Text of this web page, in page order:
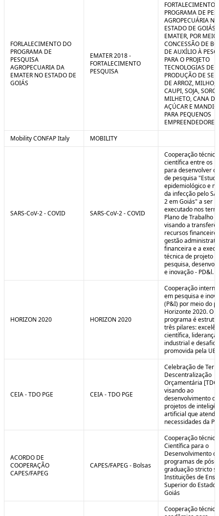
FORLALECIMENTO DO
PROGRAMA DE
PESQUISA
AGROPECUARIA DA
EMATER NO ESTADO DE
GOIÁS
EMATER 2018 -
FORTALECIMENTO
PESQUISA
FORTALECIMENTO
PROGRAMA DE
AGROPECUÁRIA NO
ESTADO DE GOIÁS
EMATER, POR
CONCESSÃO DE
DE AUXÍLIO À
PARA O PROJETO
TECNOLOGIAS DE
PRODUÇÃO DE
DE ARROZ, MILHO,
CAUPI, SOJA,
MILHETO, CANA DE
AÇÚCAR E
PARA PEQUENOS
Mobility CONFAP Italy
MOBILITY
SARS-CoV-2 - COVID SARS-CoV-2 - COVID
Cooperação
científica entre os
para desenvolver o
de pesquisa "Estudo
epidemiológico e
da infecção pelo
2 em Goiás" a ser
executado nos
Plano de Trabalho
visando a
recursos
gestão
financeira e a
técnica de projeto
pesquisa,
e inovação - PD&l.
HORIZON 2020 HORIZON 2020
Cooperação
em pesquisa e
(P&I) por meio do
Horizonte 2020. O
programa é
três pilares:
científica, liderança
industrial e
promovida pela UE.
CEIA - TDO PGE CEIA - TDO PGE
Celebração de
Descentralização
Orçamentária
visando ao
desenvolvimento de
projetos de
artificial que
necessidades da
ACORDO DE
COOPERAÇÃO
CAPES/FAPEG
CAPES/FAPEG - Bolsas
Cooperação
Científica para o
Desenvolvimento
programas de pós-
graduação stricto
Instituições de
Superior do Estado
Goiás
Cooperação